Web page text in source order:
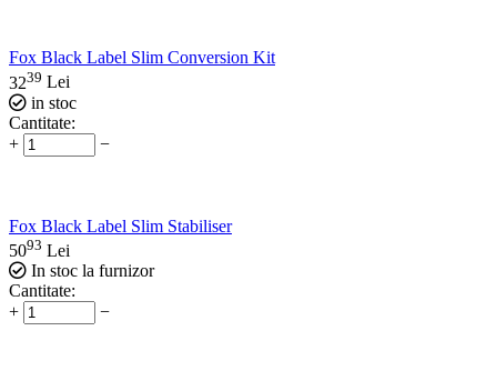
Fox Black Label Slim Conversion Kit
3239 Lei
in stoc
Cantitate:
+
−
Fox Black Label Slim Stabiliser
5093 Lei
In stoc la furnizor
Cantitate:
+
−